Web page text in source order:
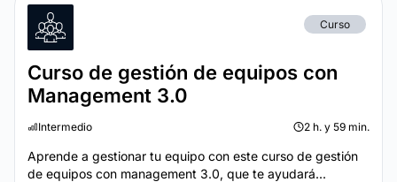
Curso
Curso de gestión de equipos con
Management 3.0
Intermedio 2 h. y 59 min.
Aprende a gestionar tu equipo con este curso de gestión
de equipos con management 3.0, que te ayudará...